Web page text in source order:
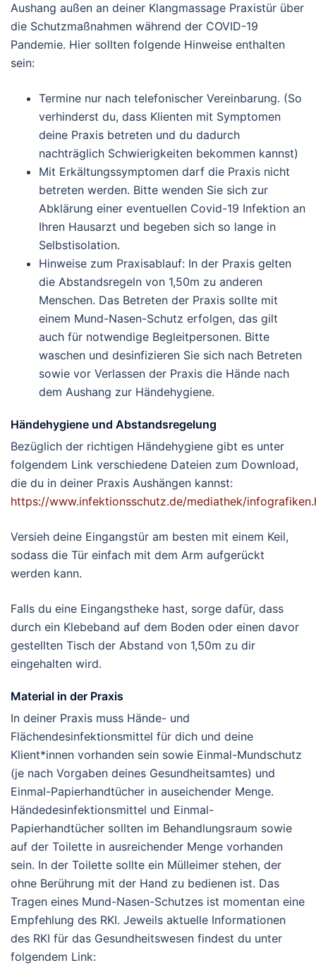
Aushang außen an deiner Klangmassage Praxistür über
die Schutzmaßnahmen während der COVID-19
Pandemie. Hier sollten folgende Hinweise enthalten
sein:
Termine nur nach telefonischer Vereinbarung. (So
verhinderst du, dass Klienten mit Symptomen
deine Praxis betreten und du dadurch
nachträglich Schwierigkeiten bekommen kannst)
Mit Erkältungssymptomen darf die Praxis nicht
betreten werden. Bitte wenden Sie sich zur
Abklärung einer eventuellen Covid-19 Infektion an
Ihren Hausarzt und begeben sich so lange in
Selbstisolation.
Hinweise zum Praxisablauf: In der Praxis gelten
die Abstandsregeln von 1,50m zu anderen
Menschen. Das Betreten der Praxis sollte mit
einem Mund-Nasen-Schutz erfolgen, das gilt
auch für notwendige Begleitpersonen. Bitte
waschen und desinfizieren Sie sich nach Betreten
sowie vor Verlassen der Praxis die Hände nach
dem Aushang zur Händehygiene.
Händehygiene und Abstandsregelung
Bezüglich der richtigen Händehygiene gibt es unter
folgendem Link verschiedene Dateien zum Download,
die du in deiner Praxis Aushängen kannst:
https://www.infektionsschutz.de/mediathek/
Versieh deine Eingangstür am besten mit einem Keil,
sodass die Tür einfach mit dem Arm aufgerückt
werden kann.
Falls du eine Eingangstheke hast, sorge dafür, dass
durch ein Klebeband auf dem Boden oder einen davor
gestellten Tisch der Abstand von 1,50m zu dir
eingehalten wird.
Material in der Praxis
In deiner Praxis muss Hände- und
Flächendesinfektionsmittel für dich und deine
Klient*innen vorhanden sein sowie Einmal-Mundschutz
(je nach Vorgaben deines Gesundheitsamtes) und
Einmal-Papierhandtücher in auseichender Menge.
Händedesinfektionsmittel und Einmal-
Papierhandtücher sollten im Behandlungsraum sowie
auf der Toilette in ausreichender Menge vorhanden
sein. In der Toilette sollte ein Mülleimer stehen, der
ohne Berührung mit der Hand zu bedienen ist. Das
Tragen eines Mund-Nasen-Schutzes ist momentan eine
Empfehlung des RKI. Jeweils aktuelle Informationen
des RKI für das Gesundheitswesen findest du unter
folgendem Link: